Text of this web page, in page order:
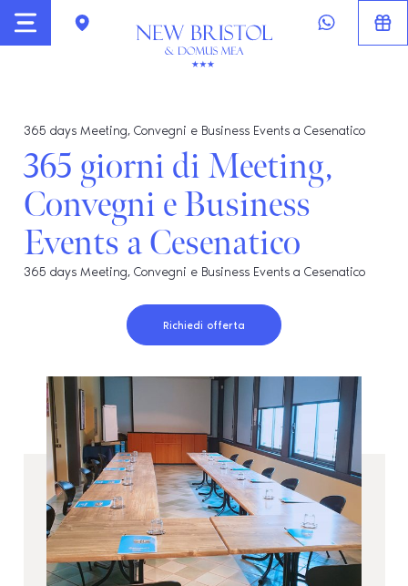
365 days Meeting, Convegni e Business Events a Cesenatico
365 giorni di Meeting,
Convegni e Business
Events a Cesenatico
365 days Meeting, Convegni e Business Events a Cesenatico
Richiedi offerta